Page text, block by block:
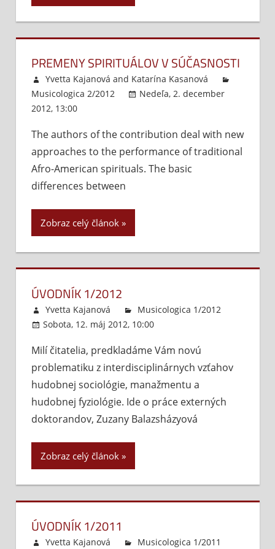
PREMENY SPIRITUÁLOV V SÚČASNOSTI
Yvetta Kajanová and Katarína Kasanová
Musicologica 2/2012
Nedeľa, 2. december
2012, 13:00
spirituálov
v
súčasnosti
The authors of the contribution deal with new
approaches to the performance of traditional
Afro-American spirituals. The basic
differences between
Zobraz celý článok
ÚVODNÍK 1/2012
Yvetta Kajanová
Musicologica 1/2012
Sobota, 12. máj 2012, 10:00
Úvodník
1/2012
Milí čitatelia, predkladáme Vám novú
problematiku z interdisciplinárnych vzťahov
hudobnej sociológie, manažmentu a
hudobnej fyziológie. Ide o práce externých
doktorandov, Zuzany Balazsházyová
Zobraz celý článok
ÚVODNÍK 1/2011
Yvetta Kajanová
Musicologica 1/2011